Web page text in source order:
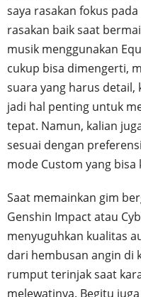
saya rasakan fokus
rasakan baik saat
musik menggunakan
cukup bisa dimengerti,
suara yang harus
jadi hal penting untuk
tepat. Namun, kalian
sesuai dengan
mode Custom yang
Saat memainkan gim
Genshin Impact atau
menyuguhkan kualitas
dari hembusan angin di
rumput terinjak saat
melewatinya. Begitu